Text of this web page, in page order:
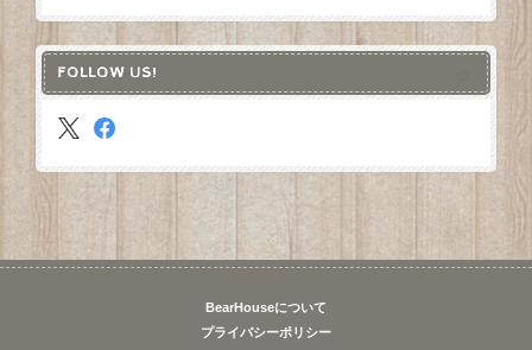
FOLLOW US!
BearHouseについて
プライバシーポリシー